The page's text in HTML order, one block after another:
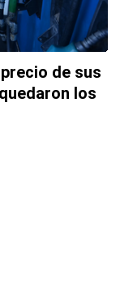
de sus
los